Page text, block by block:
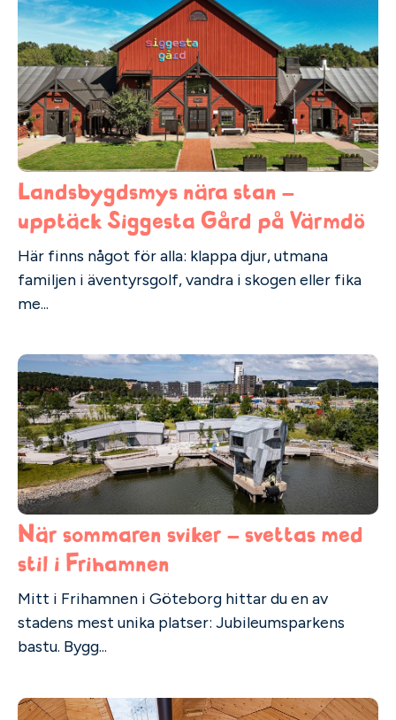
Landsbygdsmys nära stan –
upptäck Siggesta Gård på Värmdö
Här finns något för alla: klappa djur, utmana
familjen i äventyrsgolf, vandra i skogen eller fika
me...
När sommaren sviker – svettas med
stil i Frihamnen
Mitt i Frihamnen i Göteborg hittar du en av
stadens mest unika platser: Jubileumsparkens
bastu. Bygg...